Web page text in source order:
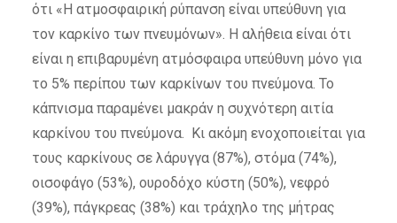
ότι «Η ατμοσφαιρική ρύπανση είναι υπεύθυνη για
τον καρκίνο των πνευμόνων». Η αλήθεια είναι ότι
είναι η επιβαρυμένη ατμόσφαιρα υπεύθυνη μόνο για
το 5% περίπου των καρκίνων του πνεύμονα. Το
κάπνισμα παραμένει μακράν η συχνότερη αιτία
καρκίνου του πνεύμονα. Κι ακόμη ενοχοποιείται για
τους καρκίνους σε λάρυγγα (87%), στόμα (74%),
οισοφάγο (53%), ουροδόχο κύστη (50%), νεφρό
(39%), πάγκρεας (38%) και τράχηλο της μήτρας